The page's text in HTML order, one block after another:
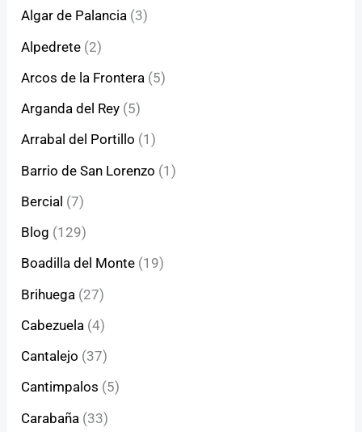
Algar de Palancia (3)
Alpedrete (2)
Arcos de la Frontera (5)
Arganda del Rey (5)
Arrabal del Portillo (1)
Barrio de San Lorenzo (1)
Bercial (7)
Blog (129)
Boadilla del Monte (19)
Brihuega (27)
Cabezuela (4)
Cantalejo (37)
Cantimpalos (5)
Carabaña (33)